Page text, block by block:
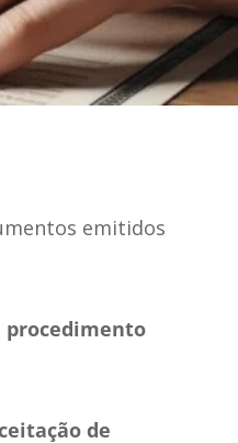
emitidos
procedimento
de